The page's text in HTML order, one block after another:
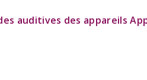
auditives des appareils